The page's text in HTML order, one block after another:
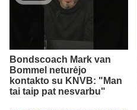
Bondscoach Mark van
Bommel neturėjo
kontakto su KNVB: "Man
tai taip pat nesvarbu"